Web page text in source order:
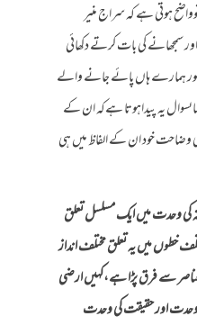
ہوتی ہے کہ سراج منیر
سمجھانے کی بات کرتے دکھائی
ہمارے ہاں پائے جانے والے
یہ پیداہوتا ہےکہ ان کے
وضاحت خود ان کے الفاظ میں ہی
کی وحدت میں ایک مسلسل تعلق
خطوں میں یہ تعلق مختلف انداز
سے فرق پڑا ہے،کہیں ارضی
وحدت اور حقیقت کی وحدت